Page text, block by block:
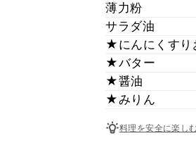
薄力粉
サラダ油
★にんにくすり
★バター
★醤油
★みりん
料理を安全に楽し